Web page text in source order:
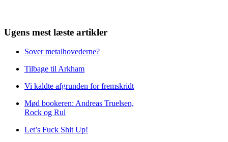
Ugens mest læste artikler
Sover metalhovederne?
Tilbage til Arkham
Vi kaldte afgrunden for fremskridt
Mød bookeren: Andreas Truelsen,
Rock og Rul
Let’s Fuck Shit Up!